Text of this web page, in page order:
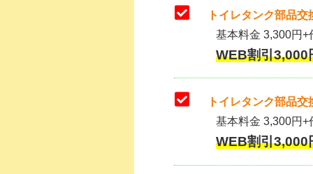
トイレタンク部品
基本料金 3,300円
WEB割引3,000
トイレタンク部品
基本料金 3,300円+
WEB割引3,000